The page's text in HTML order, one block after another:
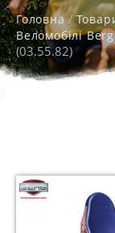
Головна/
Веломобілі Berg
(03.55.82)